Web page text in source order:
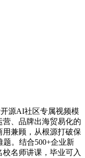
源AI社区专属视频模
、品牌出海贸易化的
兼顾，从根源打破保
。结合500+企业新
名师讲课，毕业可入